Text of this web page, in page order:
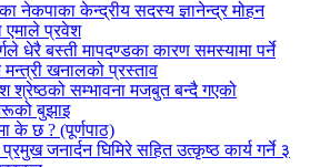
नेकपाका केन्द्रीय सदस्य ज्ञानेन्द्र मोहन
एमाले प्रवेश
धेरै बस्ती मापदण्डका कारण समस्यामा पर्ने
खनालको प्रस्ताव
श्रेष्ठको सम्भावना मजबुत बन्दै गएको
बुझाइ
के छ ? (पूर्णपाठ)
जनार्दन घिमिरे सहित उत्कृष्ठ कार्य गर्ने ३